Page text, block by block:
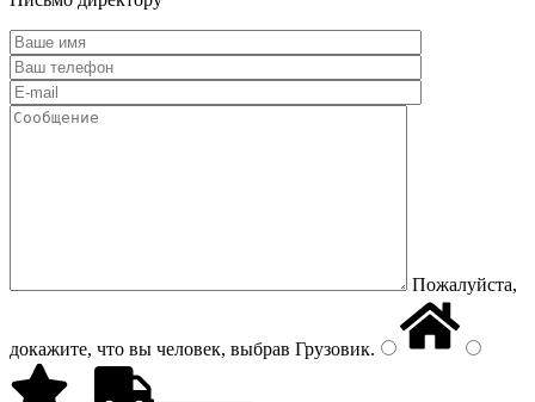
Пожалуйста,
докажите, что вы человек, выбрав Грузовик.